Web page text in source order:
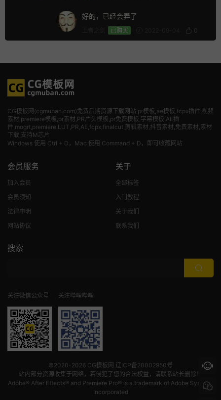
好的，已经会弄了
已购买 0
CG模板网(cgmuban.com)免费后期资源下载网站,pr模板,ae模板,fcpx插件,视频
素材 ,premiere模板,pr素材,PR片头模板,pr免费模板,字幕模板,AE插
件,mogrt,premiere,LUT,PR,AE,fcpx,finalcut,剪辑素材,抖音素材,免费素材,素材
下载,支持M芯片
Windows 使用 Ctrl + D，Mac 使用 Command + D，即可收藏网站
会员服务
加入会员
会员须知
法律申明
网站协议
关于
全部标签
入门教程
关于我们
联系我们
搜索
关注微信公众号 关注哔哩哔哩
©2020-2026 CG模板网 辽ICP备20002950号
站内部分资源收集于网络，若侵犯了您的合法权益，请联系站长删除！
Adobe® After Effects® and Premiere Pro® is a trademark of Adobe Systems
Incorporated